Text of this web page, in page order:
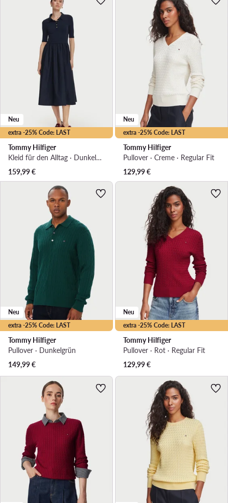
extra -25% Code: LAST
Neu
Tommy Hilfiger
Kleid für den Alltag · Dunkelblau · Midi
159,99€
extra -25% Code: LAST
Neu
Tommy Hilfiger
Pullover · Creme · Regular Fit
129,99€
extra -25% Code: LAST
Neu
Tommy Hilfiger
Pullover · Dunkelgrün
149,99€
extra -25% Code: LAST
Neu
Tommy Hilfiger
Pullover · Rot · Regular Fit
129,99€